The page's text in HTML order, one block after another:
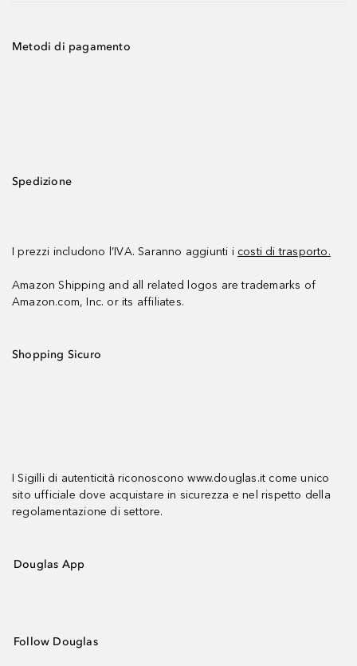
Metodi di pagamento
Spedizione
I prezzi includono l’IVA. Saranno aggiunti i costi di trasporto.
Amazon Shipping and all related logos are trademarks of
Amazon.com, Inc. or its affiliates.
Shopping Sicuro
I Sigilli di autenticità riconoscono www.douglas.it come unico
sito ufficiale dove acquistare in sicurezza e nel rispetto della
regolamentazione di settore.
Douglas App
Follow Douglas